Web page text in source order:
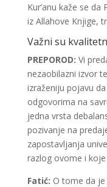
Kur’anu kaže se da
iz Allahove Knjige,
Važni su
PREPOROD: Vi
nezaobilazni izvor
izraženiju pojavu
odgovorima na
jedna vrsta
pozivanje na
zapostavljanja
razlog ovome i
Fatić: O tome da